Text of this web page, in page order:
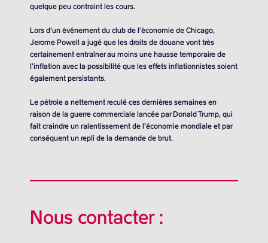
quelque peu contraint les cours.
Lors d’un événement du club de l’économie de Chicago,
Jerome Powell a jugé que les droits de douane vont très
certainement entraîner au moins une hausse temporaire de
l’inflation avec la possibilité que les effets inflationnistes soient
également persistants.
Le pétrole a nettement reculé ces dernières semaines en
raison de la guerre commerciale lancée par Donald Trump, qui
fait craindre un ralentissement de l’économie mondiale et par
conséquent un repli de la demande de brut.
Nous contacter :